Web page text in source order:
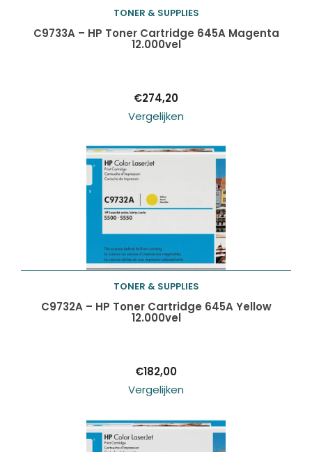
Toevoegen aan
TONER & SUPPLIES
C9733A – HP Toner Cartridge 645A Magenta
12.000vel
€274,20
Vergelijken
Toevoegen aan
TONER & SUPPLIES
C9732A – HP Toner Cartridge 645A Yellow
12.000vel
€182,00
Vergelijken